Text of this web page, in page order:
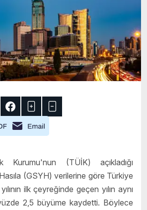
Kurumu'nun (TÜİK) açıkladığı
(GSYH) verilerine göre Türkiye
ilk çeyreğinde geçen yılın aynı
2,5 büyüme kaydetti. Böylece